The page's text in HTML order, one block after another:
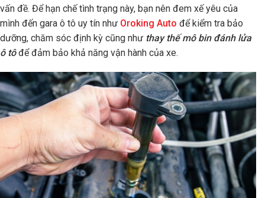
vấn đề. Để hạn chế tình trạng này, bạn nên đem xế yêu của
mình đến gara ô tô uy tín như Oroking Auto để kiểm tra bảo
dưỡng, chăm sóc định kỳ cũng như thay thế mô bin đánh lửa
ô tôđể đảm bảo khả năng vận hành của xe.